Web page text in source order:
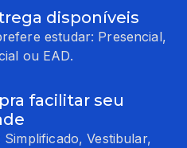
disponíveis
estudar: Presencial,
ou EAD.
facilitar seu
Vestibular,